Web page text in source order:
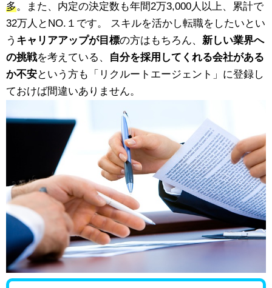
多。また、内定の決定数も年間2万3,000人以上、累計で
32万人とNO.１です。 スキルを活かし転職をしたいとい
う キャリアアップが目標の方はもちろん、 新しい業界へ
の挑戦を考えている、
自分を採用してくれる会社がある
か不安という方も「リクルートエージェント」に登録し
ておけば間違いありません。